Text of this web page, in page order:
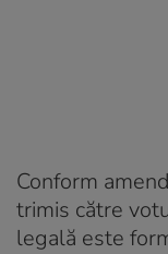
Conform
trimis către
legală este